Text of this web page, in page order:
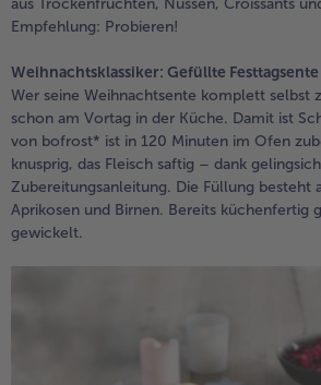
Empfehlung: Probieren!
Weihnachtsklassiker: Gefüllte Festtagsente
Wer seine Weihnachtsente komplett selbst
schon am Vortag in der Küche. Damit ist
von bofrost* ist in 120 Minuten im Ofen
knusprig, das Fleisch saftig – dank
Zubereitungsanleitung. Die Füllung besteht
Aprikosen und Birnen. Bereits küchenfertig
gewickelt.